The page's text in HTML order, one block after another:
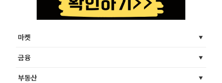
마켓
금융
부동산